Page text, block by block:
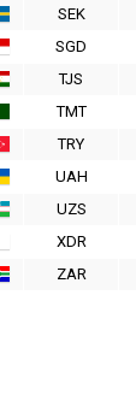
SEK
SGD
TJS
TMT
TRY
UAH
UZS
XDR
ZAR